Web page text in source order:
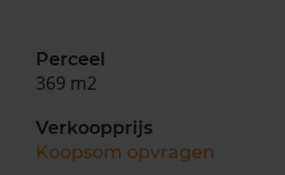
Perceel
369 m2
Verkoopprijs
Koopsom opvragen